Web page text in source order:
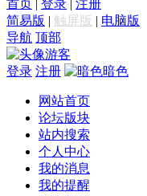
首页 | 登录 | 注册
简易版 | 触屏版 | 电脑版
导航 顶部
游客
登录 注册 暗色
网站首页
论坛版块
站内搜索
个人中心
我的消息
我的提醒